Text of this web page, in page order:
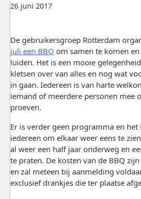
26 juni 2017
De gebruikersgroep Rotterdam
juli een BBQ om samen te komen
luiden. Het is een mooie
kletsen over van alles en nog wat
in gaan. Iedereen is van harte
iemand of meerdere personen mee
proeven.
Er is verder geen programma en
iedereen om elkaar weer eens te
al weer een half jaar onderweg en
te praten. De kosten van de BBQ
en zal meteen bij aanmelding
exclusief drankjes die ter plaatse